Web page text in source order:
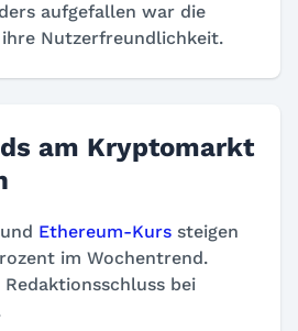
aufgefallen war die
Nutzerfreundlichkeit.
am Kryptomarkt
und Ethereum-Kurs steigen
im Wochentrend.
bei